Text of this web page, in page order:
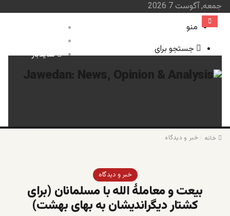
جمعه, آگوست 7 2026
سایدبار
منو
جستجو برای
صفحه نخست
خانه خبر و دیدگاه
خبر و دیدگاه
بیعت و معاملۀ الله با مسلمانان (برای
کشتار دیگراندیشان به بهای بهشت)